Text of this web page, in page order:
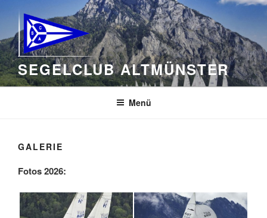
Inhalt
springen
SEGELCLUB ALTMÜNSTER
Menü
GALERIE
Fotos 2026: